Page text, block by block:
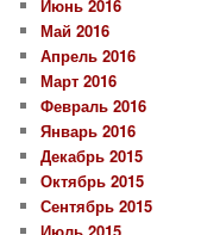
Июнь 2016
Май 2016
Апрель 2016
Март 2016
Февраль 2016
Январь 2016
Декабрь 2015
Октябрь 2015
Сентябрь 2015
Июль 2015